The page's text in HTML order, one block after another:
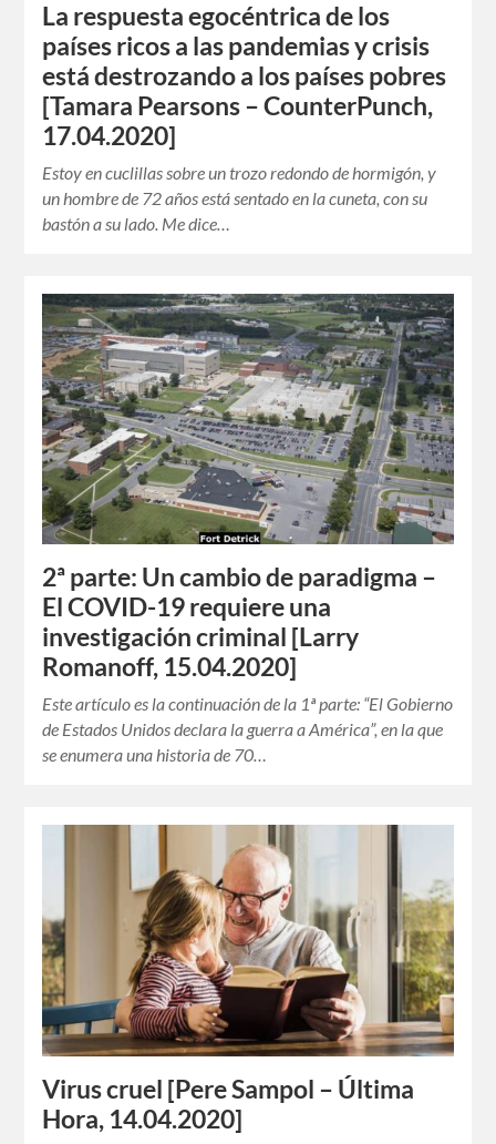
La respuesta egocéntrica de los
países ricos a las pandemias y crisis
está destrozando a los países pobres
[Tamara Pearsons – CounterPunch,
17.04.2020]
Estoy en cuclillas sobre un trozo redondo de hormigón, y
un hombre de 72 años está sentado en la cuneta, con su
bastón a su lado. Me dice…
2ª parte: Un cambio de paradigma –
El COVID-19 requiere una
investigación criminal [Larry
Romanoff, 15.04.2020]
Este artículo es la continuación de la 1ª parte: “El Gobierno
de Estados Unidos declara la guerra a América”, en la que
se enumera una historia de 70…
Virus cruel [Pere Sampol – Última
Hora, 14.04.2020]